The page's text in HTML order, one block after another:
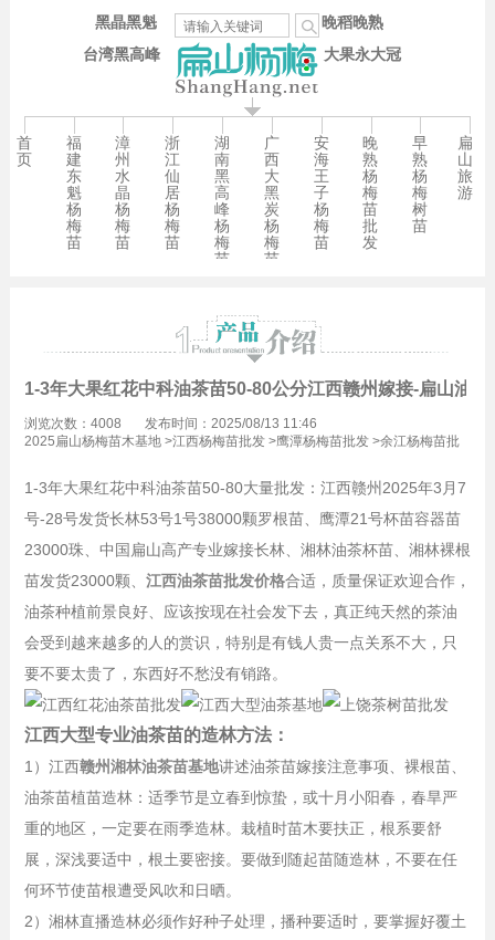
台湾黑高峰
晚稻晚熟
大果永大冠
黑晶黑魁
首
页
福
建
东
魁
杨
梅
苗
漳
州
水
晶
杨
梅
苗
浙
江
仙
居
杨
梅
苗
湖
南
黑
高
峰
杨
梅
苗
广
西
大
黑
炭
杨
梅
苗
安
海
王
子
杨
梅
苗
晚
熟
杨
梅
苗
批
发
早
熟
杨
梅
树
苗
扁
山
旅
游
1-3年大果红花中科油茶苗50-80公分江西赣州嫁接-扁山油茶
浏览次数：4008
发布时间：2025/08/13 11:46
2025扁山杨梅苗木基地>江西杨梅苗批发>鹰潭杨梅苗批发>余江杨梅苗批
1-3年大果红花中科油茶苗50-80大量批发：江西赣州2025年3月7
号-28号发货长林53号1号38000颗罗根苗、鹰潭21号杯苗容器苗
23000珠、中国扁山高产专业嫁接长林、湘林油茶杯苗、湘林裸根
苗发货23000颗、 江西油茶苗批发价格合适，质量保证欢迎合作，
油茶种植前景良好、应该按现在社会发下去，真正纯天然的茶油
会受到越来越多的人的赏识，特别是有钱人贵一点关系不大，只
要不要太贵了，东西好不愁没有销路。
江西大型专业油茶苗的造林方法：
1）江西赣州湘林油茶苗基地讲述油茶苗嫁接注意事项、裸根苗、
油茶苗植苗造林：适季节是立春到惊蛰，或十月小阳春，春旱严
重的地区，一定要在雨季造林。栽植时苗木要扶正，根系要舒
展，深浅要适中，根土要密接。要做到随起苗随造林，不要在任
何环节使苗根遭受风吹和日晒。
2）湘林直播造林必须作好种子处理，播种要适时，要掌握好覆土